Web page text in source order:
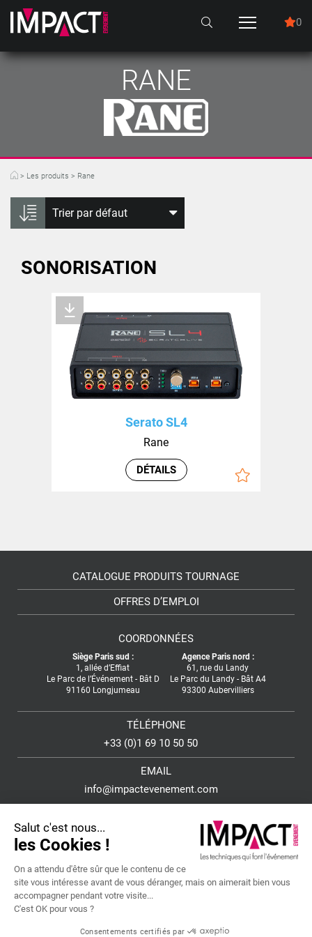
0
RANE
> Les produits > Rane
SONORISATION
Serato SL4
Rane
DÉTAILS
CATALOGUE PRODUITS TOURNAGE
OFFRES D’EMPLOI
Suivez-nous sur les réseaux sociaux
COORDONNÉES
Siège Paris sud :
1, allée d’Effiat
Le Parc de l’Événement - Bât D
91160 Longjumeau
Agence Paris nord :
61, rue du Landy
Le Parc du Landy - Bât A4
93300 Aubervilliers
TÉLÉPHONE
+33 (0)1 69 10 50 50
EMAIL
info@impactevenement.com
Salut c'est nous...
les Cookies !
On a attendu d'être sûr que le contenu de ce
site vous intéresse avant de vous déranger, mais on aimerait bien vous
accompagner pendant votre visite...
C'est OK pour vous ?
Consentements certifiés par